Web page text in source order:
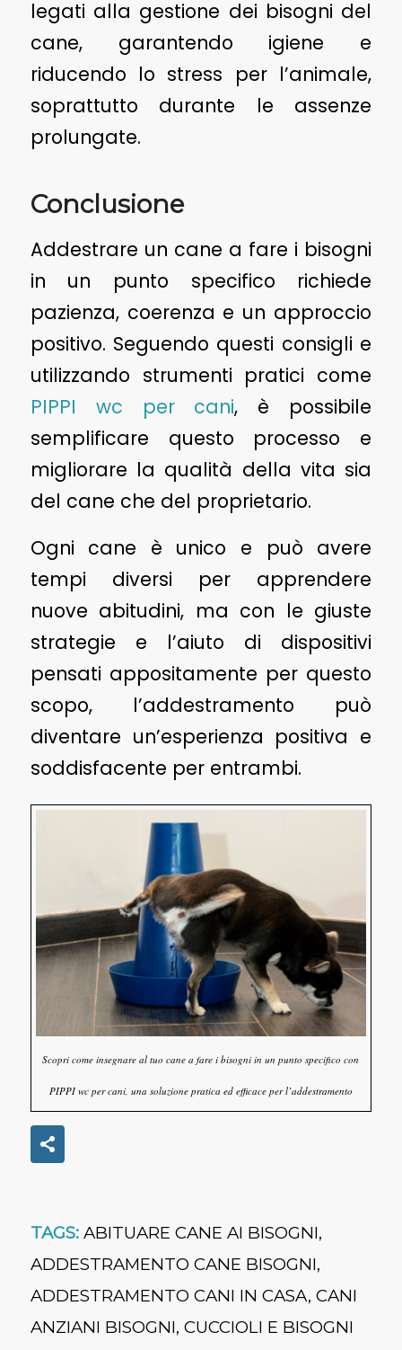
legati alla gestione dei bisogni del
cane, garantendo igiene e
riducendo lo stress per l’animale,
soprattutto durante le assenze
prolungate.
Conclusione
Addestrare un cane a fare i bisogni
in un punto specifico richiede
pazienza, coerenza e un approccio
positivo. Seguendo questi consigli e
utilizzando strumenti pratici come
PIPPI wc per cani, è possibile
semplificare questo processo e
migliorare la qualità della vita sia
del cane che del proprietario.
Ogni cane è unico e può avere
tempi diversi per apprendere
nuove abitudini, ma con le giuste
strategie e l’aiuto di dispositivi
pensati appositamente per questo
scopo, l’addestramento può
diventare un’esperienza positiva e
soddisfacente per entrambi.
Scopri come insegnare al tuo cane a fare i bisogni in un punto specifico con
PIPPI wc per cani, una soluzione pratica ed efficace per l’addestramento
TAGS: ABITUARE CANE AI BISOGNI,
ADDESTRAMENTO CANE BISOGNI,
ADDESTRAMENTO CANI IN CASA, CANI
ANZIANI BISOGNI, CUCCIOLI E BISOGNI